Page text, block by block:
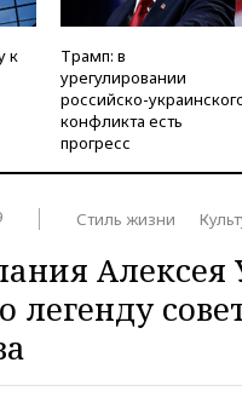
к
Трамп: в
урегулировании
российско-
конфликта есть
прогресс
Стиль жизни
Алексея